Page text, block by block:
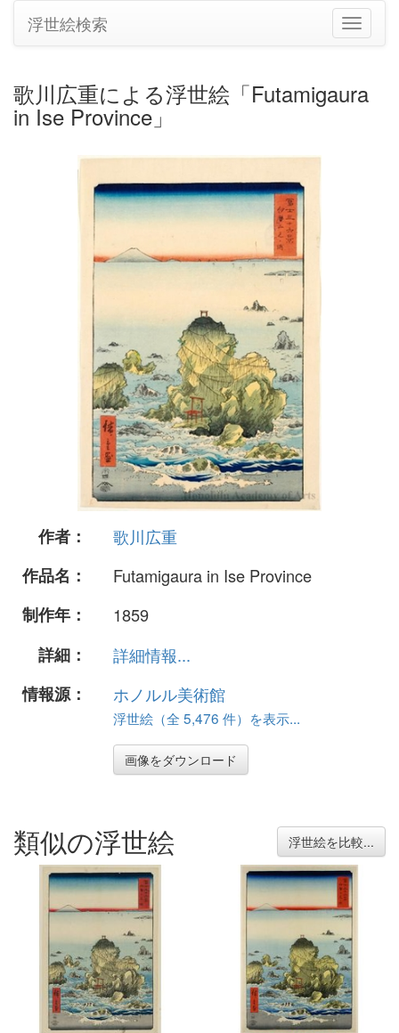
ナ
ビ
シ
浮世絵検索
歌川広重による浮世絵「Futamigaura
in Ise Province」
作者：
歌川広重
作品名：
Futamigaura in Ise Province
制作年：
1859
詳細：
詳細情報...
情報源：
ホノルル美術館
浮世絵（全 5,476 件）を表示...
画像をダウンロード
類似の浮世絵 浮世絵を比較...